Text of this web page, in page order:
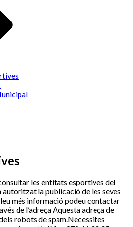
les entitats esportives del
autoritzat la publicació de les seves
més informació podeu contactar
de l’adreçaAquesta adreça de
robots de spam.Necessites